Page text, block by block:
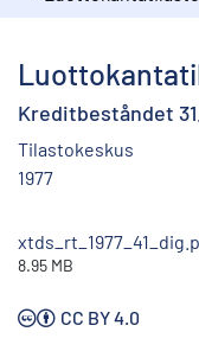
Kreditbeståndet
Tilastokeskus
1977
8.95 MB
CC BY 4.0